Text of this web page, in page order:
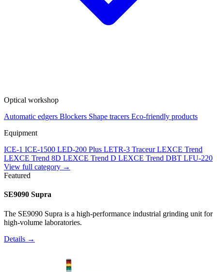
Optical workshop
Automatic edgers Blockers Shape tracers Eco-friendly products
Equipment
ICE-1 ICE-1500 LED-200 Plus LETR-3 Traceur LEXCE Trend
LEXCE Trend 8D LEXCE Trend D LEXCE Trend DBT LFU-220
View full category →
Featured
SE9090 Supra
The SE9090 Supra is a high-performance industrial grinding unit for
high-volume laboratories.
Details →